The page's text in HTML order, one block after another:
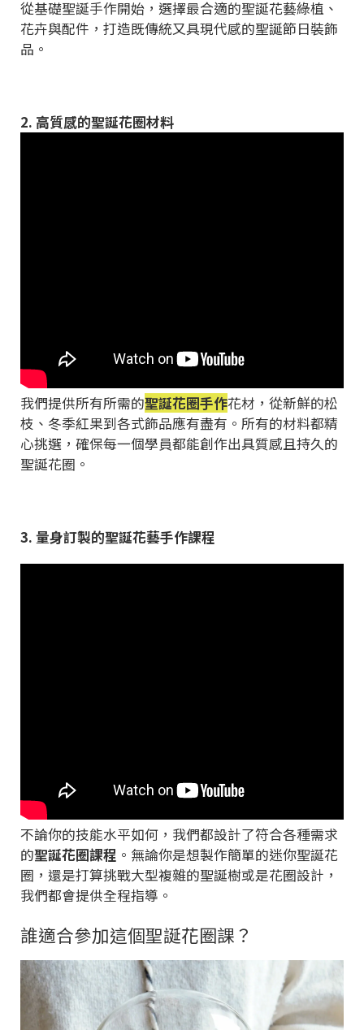
從基礎聖誕手作開始，選擇最合適的聖誕花藝綠植、
花卉與配件，打造既傳統又具現代感的聖誕節日裝飾
品。
2. 高質感的聖誕花圈材料
我們提供所有所需的聖誕花圈手作花材，從新鮮的松
枝、冬季紅果到各式飾品應有盡有。所有的材料都精
心挑選，確保每一個學員都能創作出具質感且持久的
聖誕花圈。
3. 量身訂製的聖誕花藝手作課程
不論你的技能水平如何，我們都設計了符合各種需求
的聖誕花圈課程 。無論你是想製作簡單的迷你聖誕花
圈，還是打算挑戰大型複雜的聖誕樹或是花圈設計，
我們都會提供全程指導。
誰適合參加這個聖誕花圈課？